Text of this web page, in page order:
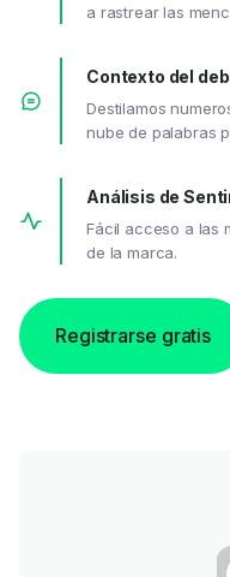
a rastrear las
Contexto del
Destilamos
nube de palabras
Análisis de
Fácil acceso a las
de la marca.
Registrarse gratis